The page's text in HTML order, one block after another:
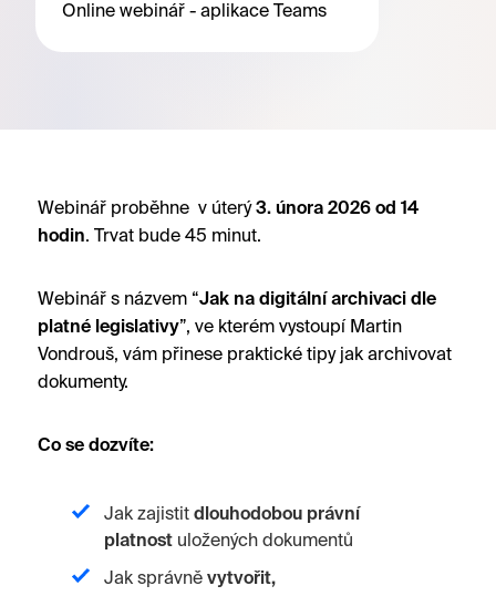
Online webinář - aplikace Teams
Webinář proběhne v úterý3. února 2026 od 14
hodin. Trvat bude 45 minut.
Webinář s názvem “Jak na digitální archivaci dle
platné legislativy”, ve kterém vystoupí Martin
Vondrouš, vám přinese praktické tipy jak archivovat
dokumenty.
Co se dozvíte:
Jak zajistitdlouhodobou právní
platnostuložených dokumentů
Jak správněvytvořit,